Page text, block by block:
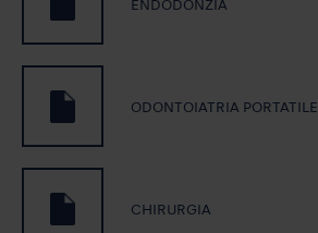
ENDODONZIA
ODONTOIATRIA PORTATILE
CHIRURGIA